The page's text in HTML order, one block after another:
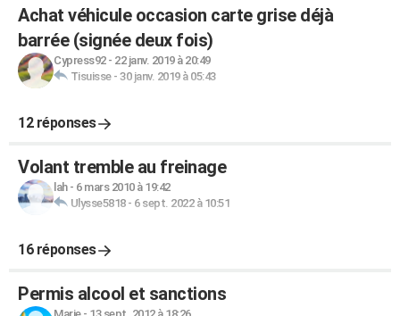
Achat véhicule occasion carte grise déjà
barrée (signée deux fois)
Cypress92- 22 janv. 2019 à 20:49
Tisuisse- 30 janv. 2019 à 05:43
12 réponses
Volant tremble au freinage
lah- 6 mars 2010 à 19:42
Ulysse5818- 6 sept. 2022 à 10:51
16 réponses
Permis alcool et sanctions